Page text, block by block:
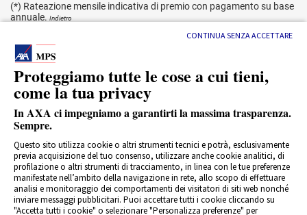
Proteggiamo tutte le cose a cui tieni,
come la tua privacy
In AXA ci impegniamo a garantirti la massima trasparenza.
Sempre.
Questo sito utilizza cookie o altri strumenti tecnici e potrà, esclusivamente
previa acquisizione del tuo consenso, utilizzare anche cookie analitici, di
profilazione o altri strumenti di tracciamento, in linea con le tue preferenze
manifestate nell’ambito della navigazione in rete, allo scopo di effettuare
analisi e monitoraggio dei comportamenti dei visitatori di siti web nonché
inviare messaggi pubblicitari. Puoi accettare tutti i cookie cliccando su
"Accetta tutti i cookie" o selezionare "Personalizza preferenze" per
CONTINUA SENZA ACCETTARE
(*) Rateazione mensile indicativa di premio con pagamento su base
annuale. Indietro
Messaggio pubblicitario con finalità promozionale. Assistenza 360
è una garanzia di Formula Benessere, prodotto di AXA MPS Danni
S.p.A., società del Gruppo Assicurativo AXA Italia. Prima della
ottoscrizione leggere attentamente il
nelle filiali di Banca Monte dei Paschi di Siena e sul sito
mps.it.
Per esercitare il diritto di recesso
clicca qui
Sito della società AXA MPS - Assicurazioni Danni S.p.A.
Partita IVA GRUPPO IVA AXA ITALIA n. 10534960967
Privacy
Note legali
Rivedi le tue scelte sui Cookie